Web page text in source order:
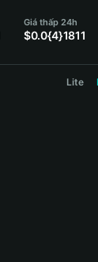
Giá thấp 24h
$0.0{4}1811
Lite